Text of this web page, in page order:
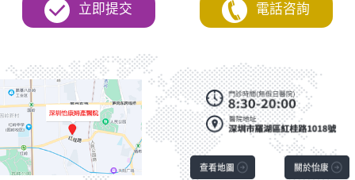
立即提交 電話咨詢